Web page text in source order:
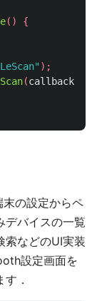
()
{
);
(callback
の設定からペ
デバイスの一覧
索などのUI実装
設定画面を
．